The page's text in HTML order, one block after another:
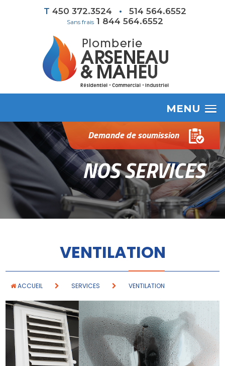
T 450 372.3524 • 514 564.6552
Sans frais 1 844 564.6552
MENU
Demande de soumission
NOS SERVICES
VENTILATION
ACCUEIL SERVICES VENTILATION